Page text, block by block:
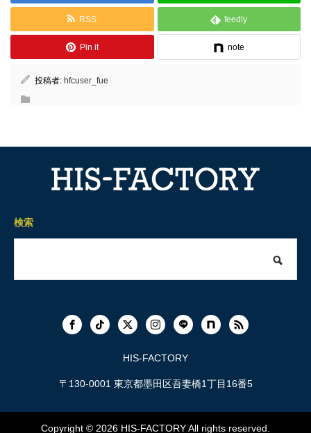
RSS feedly
Pin it note
投稿者: hfcuser_fue
検索
HIS-FACTORY
〒130-0001 東京都墨田区吾妻橋1丁目16番5
Copyright © 2026 HIS-FACTORYAll rights reserved.